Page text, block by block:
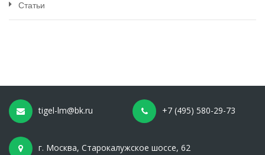
Статьи
tigel-lm@bk.ru +7 (495) 580-29-73
г. Москва, Старокалужское шоссе, 62